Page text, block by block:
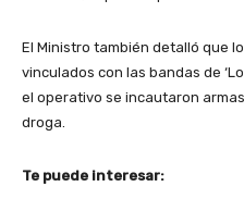
El Ministro también detalló que
vinculados con las bandas de ‘Los
el operativo se incautaron
droga.
Te puede interesar: